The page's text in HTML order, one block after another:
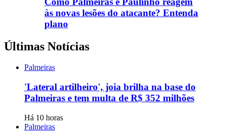
às novas lesões do atacante? Entenda
plano
Últimas Notícias
Palmeiras
'Lateral artilheiro', joia brilha na base do
Palmeiras e tem multa de R$ 352 milhões
Há 10 horas
Palmeiras